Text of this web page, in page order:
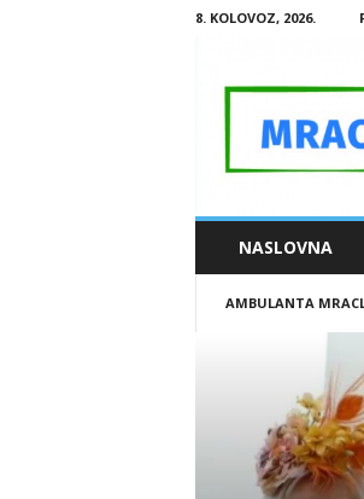
8. KOLOVOZ, 2026.
M
A
L
NASLOVNA
AMBULANTA